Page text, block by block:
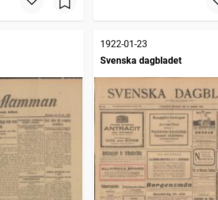
1922-01-23
Svenska dagbladet